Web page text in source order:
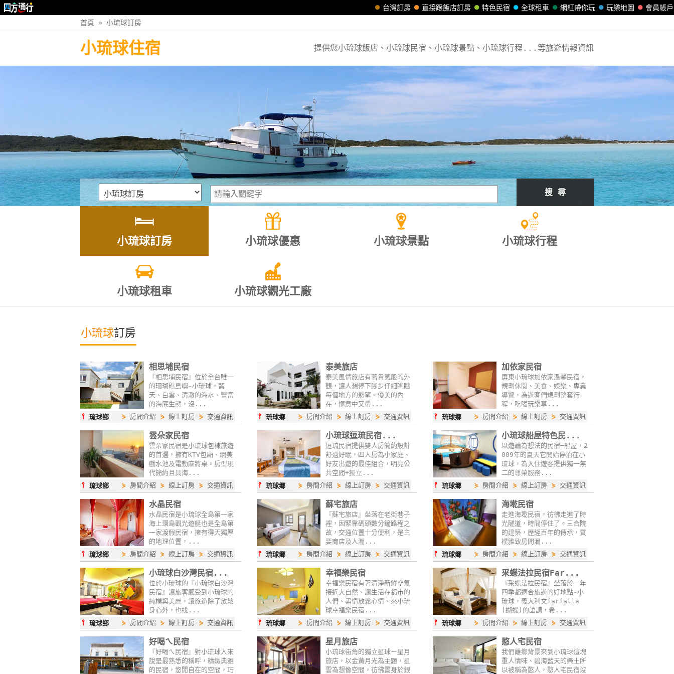
會員帳戶
玩樂地圖
網紅帶你玩
全球租車
特色民宿
直接跟飯店訂房
台灣訂房
首頁 » 小琉球訂房
小琉球住宿 提供您小琉球飯店、小琉球民宿、小琉球景點、小琉球行程...等旅遊情報資訊
搜 尋
小琉球訂房 小琉球優惠 小琉球景點 小琉球行程
小琉球租車 小琉球觀光工廠
小琉球訂房
相思埔民宿
『相思埔民宿』位於全台唯一
的珊瑚礁島嶼-小琉球，藍
天、白雲、清澈的海水、豐富
的海底生態，沒...
⫯琉球鄉 ⋟ 房間介紹 ⋟線上訂房 ⋟ 交通資訊
泰美旅店
泰美風情旅店有著貴氣般的外
觀，讓人想停下腳步仔細瞧瞧
每個地方的慾望。優美的內
在，愜意中又帶...
⫯ 琉球鄉 ⋟ 房間介紹 ⋟ 線上訂房 ⋟ 交通資訊
加依家民宿
屏東小琉球加依家溫馨民宿，
規劃休閒、美食、娛樂、專業
導覽，為遊客們規劃整套行
程，吃喝玩樂享...
⫯琉球鄉 ⋟ 房間介紹 ⋟線上訂房 ⋟ 交通資訊
雲朵家民宿
雲朵家民宿是小琉球包棟旅遊
的首選，擁有KTV包廂、網美
戲水池及電動麻將桌。房型現
代簡約且具海...
⫯琉球鄉 ⋟ 房間介紹 ⋟線上訂房 ⋟ 交通資訊
小琉球逗琉民宿...
逗琉民宿提供雙人房簡約設計
舒適好眠，四人房為小家庭、
好友出遊的最佳組合，明亮公
共空間+獨立...
⫯ 琉球鄉 ⋟ 房間介紹 ⋟ 線上訂房 ⋟ 交通資訊
小琉球船屋特色民...
以遊輪為想法的民宿─船屋，2
009年的夏天它開始停泊在小
琉球，為入住遊客提供獨一無
二的尊榮服務...
⫯琉球鄉 ⋟ 房間介紹 ⋟線上訂房 ⋟ 交通資訊
水晶民宿
水晶民宿是小琉球全島第一家
海上環島觀光遊艇也是全島第
一家渡假民宿，擁有得天獨厚
的地理位置，...
⫯琉球鄉 ⋟ 房間介紹 ⋟線上訂房 ⋟ 交通資訊
蘇宅旅店
『蘇宅旅店』坐落在老街巷子
裡，因緊靠碼頭數分鐘路程之
故，交通位置十分便利，是主
要商店及人潮...
⫯ 琉球鄉 ⋟ 房間介紹 ⋟ 線上訂房 ⋟ 交通資訊
海墘民宿
走進海墘民宿，彷彿走進了時
光隧道，時間停住了。三合院
的建築，歷經百年的傳承，質
樸雅致房間濔...
⫯琉球鄉 ⋟ 房間介紹 ⋟線上訂房 ⋟ 交通資訊
小琉球白沙灣民宿...
位於小琉球的『小琉球白沙灣
民宿』讓旅客感受到小琉球的
純樸與美麗，讓旅遊除了放鬆
身心外，也找...
⫯琉球鄉 ⋟ 房間介紹 ⋟線上訂房 ⋟ 交通資訊
幸福樂民宿
幸福樂民宿有著清淨新鮮空氣
接近大自然、讓生活在都市的
人們、盡情放鬆心情、來小琉
球幸福樂民宿...
⫯ 琉球鄉 ⋟ 房間介紹 ⋟ 線上訂房 ⋟ 交通資訊
采蝶法拉民宿Far...
『采蝶法拉民宿』坐落於一年
四季都適合旅遊的好地點-小
琉球，義大利文farfalla
(蝴蝶)的語調，希...
⫯琉球鄉 ⋟ 房間介紹 ⋟線上訂房 ⋟ 交通資訊
好喝ㄟ民宿
『好喝ㄟ民宿』對小琉球人來
說是最熟悉的稱呼，精緻典雅
的民宿，悠閒自在的空間，巧
星月旅店
小琉球街角的獨立星球－星月
旅店，以金黃月光為主題，星
雲為想像空間，彷彿置身於銀
憨人宅民宿
我們離鄉背景來到小琉球這塊
重人情味、碧海藍天的樂土所
以被稱為憨人，憨人宅民宿沒